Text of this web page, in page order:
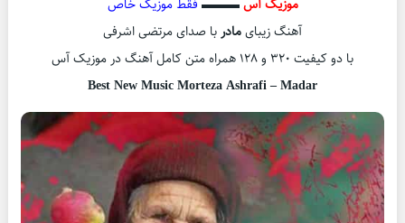
موزیک آس▬▬▬ فقط موزیک خاص
آهنگ زیبایمادر با صدای مرتضی اشرفی
با دو کیفیت ۳۲۰ و ۱۲۸ همراه متن کامل آهنگ در موزیک آس
Best New Music Morteza Ashrafi – Madar